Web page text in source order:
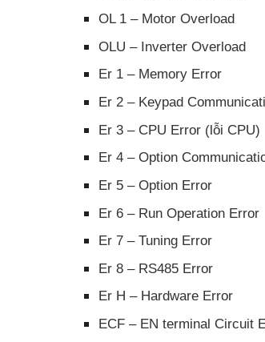
OL 1 – Motor Overload
OLU – Inverter Overload
Er 1 – Memory Error
Er 2 – Keypad
Er 3 – CPU Error (lỗi CPU)
Er 4 – Option
Er 5 – Option Error
Er 6 – Run Operation Error
Er 7 – Tuning Error
Er 8 – RS485 Error
Er H – Hardware Error
ECF – EN terminal Circuit